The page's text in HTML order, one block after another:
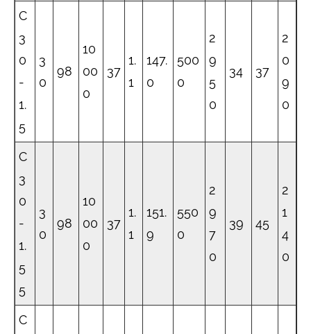
C
3
0
-
1.
5
3
0
98
10
00
0
37
1.
1
147.
0
500
0
2
9
5
0
34 37
2
0
9
0
C
3
0
-
1.
5
5
3
0
98
10
00
0
37
1.
1
151.
9
550
0
2
9
7
0
39 45
2
1
4
0
C